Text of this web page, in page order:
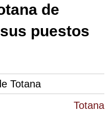
Totana
de
puestos
Totana